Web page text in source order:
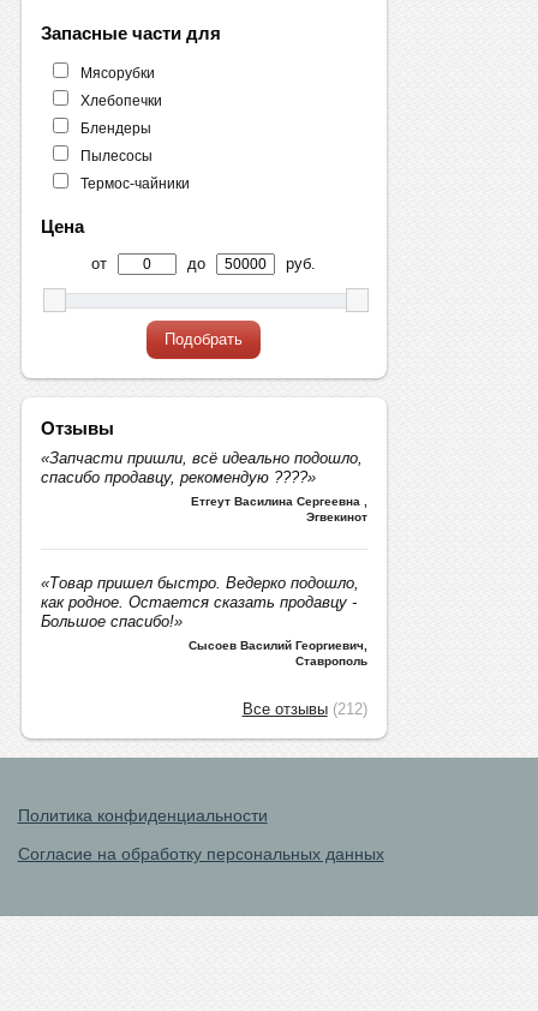
Запасные части для
Мясорубки
Хлебопечки
Блендеры
Пылесосы
Термос-чайники
Цена
от до руб.
Подобрать
Отзывы
«Запчасти пришли, всё идеально подошло,
спасибо продавцу, рекомендую ????»
Етгеут Василина Сергеевна
Эгвекинот
«Товар пришел быстро. Ведерко подошло,
как родное. Остается сказать продавцу -
Большое спасибо!»
Сысоев Василий Георгиевич,
Ставрополь
Все отзывы(212)
Политика конфиденциальности
Согласие на обработку персональных данных